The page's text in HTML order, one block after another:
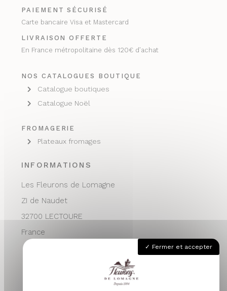
INFORMATIONS
Les Fleurons de Lomagne
ZI de Naudet
32700 LECTOURE
France
contactvpc@fleuronsdelomagne.com
PAIEMENT SÉCURISÉ
Carte bancaire Visa et Mastercard
LIVRAISON OFFERTE
En France métropolitaine dès 120€ d’achat
NOS CATALOGUES BOUTIQUE
Catalogue boutiques
Catalogue Noël
FROMAGERIE
Plateaux fromages
Fermer et accepter